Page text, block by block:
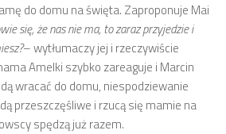
do domu na święta. Zaproponuje Mai
się, że nas nie ma, to zaraz przyjedzie i
– wytłumaczy jej i rzeczywiście
Amelki szybko zareaguje i Marcin
wracać do domu, niespodziewanie
przeszczęśliwe i rzucą się mamie na
spędzą już razem.